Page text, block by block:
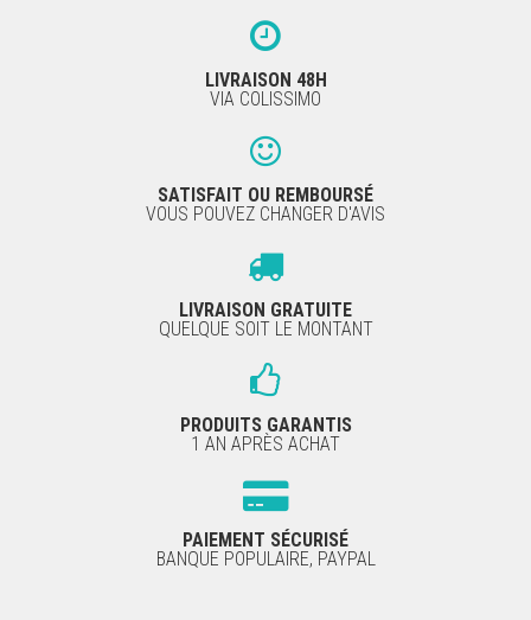
LIVRAISON 48H
VIA COLISSIMO
SATISFAIT OU REMBOURSÉ
VOUS POUVEZ CHANGER D'AVIS
LIVRAISON GRATUITE
QUELQUE SOIT LE MONTANT
PRODUITS GARANTIS
1 AN APRÈS ACHAT
PAIEMENT SÉCURISÉ
BANQUE POPULAIRE, PAYPAL